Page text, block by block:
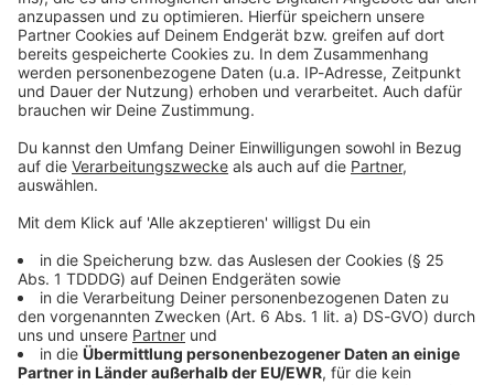
25 JahreThe Colour and the Shape: 10 Fakten über
das zweite Album der Foo Fighters
"Monkey Wrench", "My Hero", "Everlong" und und und -
mitThe Colour and the Shapebewies Dave Grohl, dass
die Foo Fighters viel mehr sind, als ein Nachfolge-
Projekt von Nirvana. Wir feiern die Platte mit
spannenden Fakten!
DAS KÖNNTE DICH AUCH INTERESSIEREN
Album der Woche